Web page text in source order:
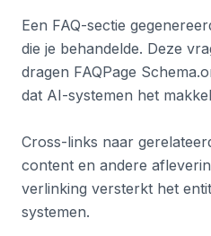
Een FAQ-sectie
die je behandelde. Deze
dragen FAQPage
dat AI-systemen het
Cross-links naar
content en andere
verlinking versterkt het
systemen.